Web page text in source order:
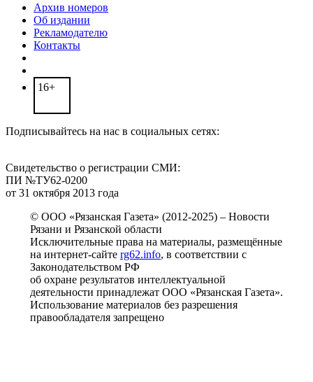
Архив номеров
Об издании
Рекламодателю
Контакты
16+
Подписывайтесь на нас в социальных сетях:
Свидетельство о регистрации СМИ:
ПИ №ТУ62-0200
от 31 октября 2013 года
© ООО «Рязанская Газета» (2012-2025) – Новости
Рязани и Рязанской области
Исключительные права на материалы, размещённые
на интернет-сайте rg62.info, в соответствии с
Законодательством РФ
об охране результатов интеллектуальной
деятельности принадлежат ООО «Рязанская Газета».
Использование материалов без разрешения
правообладателя запрещено